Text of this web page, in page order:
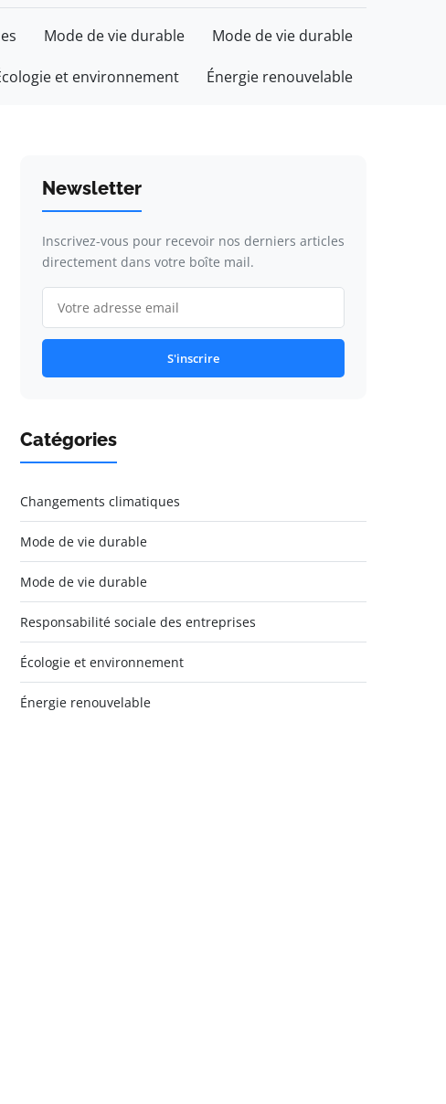
Mode de vie durable Mode de vie durable
et environnement Énergie renouvelable
Newsletter
Inscrivez-vous pour recevoir nos derniers articles
directement dans votre boîte mail.
S'inscrire
Catégories
Changements climatiques
Mode de vie durable
Mode de vie durable
Responsabilité sociale des entreprises
Écologie et environnement
Énergie renouvelable